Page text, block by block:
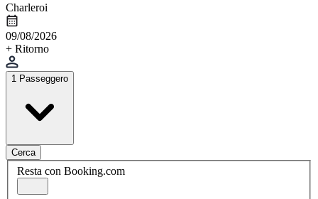
Charleroi
09/08/2026
+ Ritorno
1 Passeggero
Cerca
Resta con Booking.com